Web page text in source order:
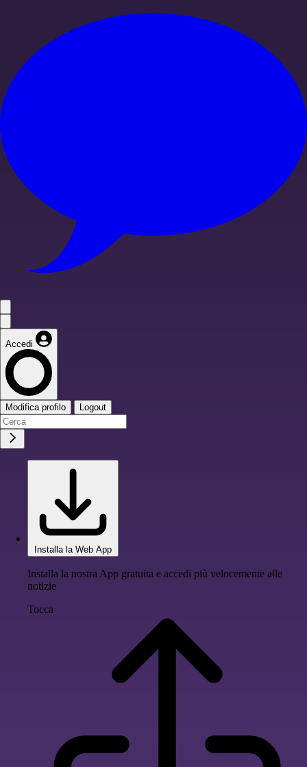
Accedi
Modifica profilo Logout
Installa la Web App
Installa la nostra App gratuita e accedi più velocemente alle
notizie
Tocca